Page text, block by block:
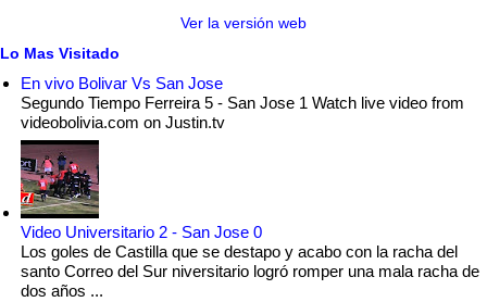
Ver la versión web
Lo Mas Visitado
En vivo Bolivar Vs San Jose
Segundo Tiempo Ferreira 5 - San Jose 1 Watch live video from
videobolivia.com on Justin.tv
Video Universitario 2 - San Jose 0
Los goles de Castilla que se destapo y acabo con la racha del
santo Correo del Sur niversitario logró romper una mala racha de
dos años ...